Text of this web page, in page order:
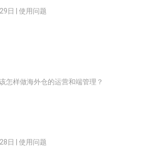
日 | 使用问题
怎样做海外仓的运营和端管理？
日 | 使用问题